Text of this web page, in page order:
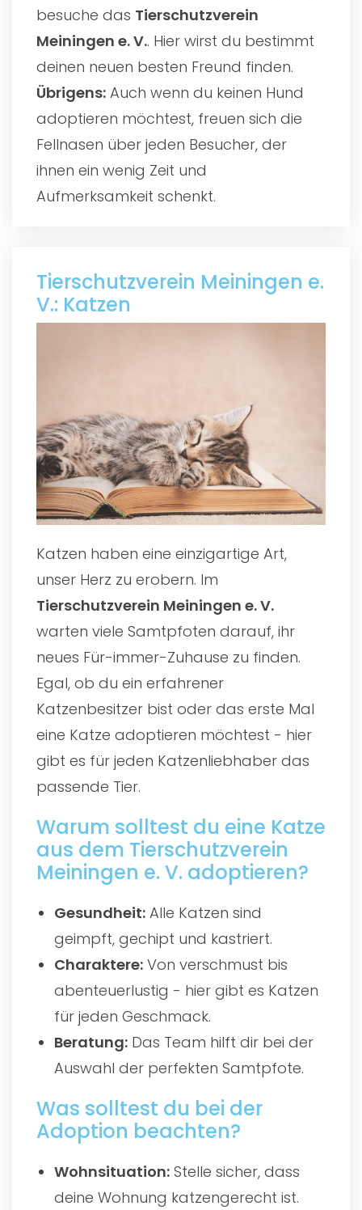
besuche das Tierschutzverein
Meiningen e. V.. Hier wirst du bestimmt
deinen neuen besten Freund finden.
Übrigens: Auch wenn du keinen Hund
adoptieren möchtest, freuen sich die
Fellnasen über jeden Besucher, der
ihnen ein wenig Zeit und
Aufmerksamkeit schenkt.
Tierschutzverein Meiningen e.
V.: Katzen
Katzen haben eine einzigartige Art,
unser Herz zu erobern. Im
Tierschutzverein Meiningen e. V.
warten viele Samtpfoten darauf, ihr
neues Für-immer-Zuhause zu finden.
Egal, ob du ein erfahrener
Katzenbesitzer bist oder das erste Mal
eine Katze adoptieren möchtest - hier
gibt es für jeden Katzenliebhaber das
passende Tier.
Warum solltest du eine Katze
aus dem Tierschutzverein
Meiningen e. V. adoptieren?
Gesundheit: Alle Katzen sind
geimpft, gechipt und kastriert.
Charaktere: Von verschmust bis
abenteuerlustig - hier gibt es Katzen
für jeden Geschmack.
Beratung: Das Team hilft dir bei der
Auswahl der perfekten Samtpfote.
Was solltest du bei der
Adoption beachten?
Wohnsituation: Stelle sicher, dass
deine Wohnung katzengerecht ist.